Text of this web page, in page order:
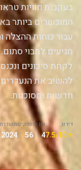
בעקבות חוויות
המוכשרים ביותר
עבור כוחות ההצלה
מגיעים למבוי
לקחת סיכונים
להשיב את הנעדרים
חדשות ומסוכנות.
דירוג
⭐ 7.5/10
עונות
4
פרקים
56
2024